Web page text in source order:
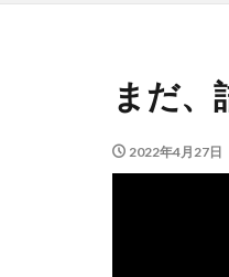
まだ、
2022年4月27日